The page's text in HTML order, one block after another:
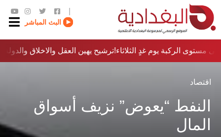
البث المباشر
ترشيح يهين العقل والاخلاق والدولة…؟!مستوى الركبة يوم غدٍ الثلاثاء
اقتصاد
النفط “يعوض” نزيف أسواق
المال